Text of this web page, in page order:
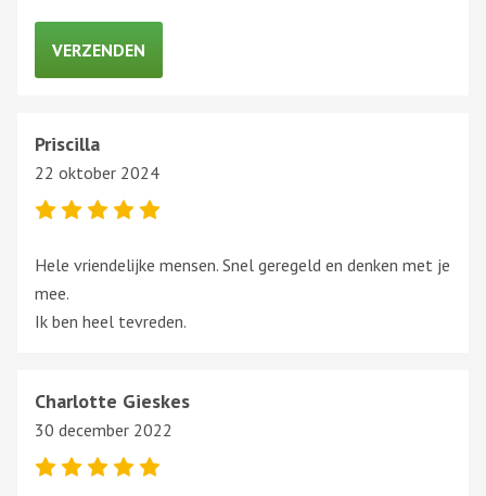
Priscilla
22 oktober 2024
Hele vriendelijke mensen. Snel geregeld en denken met je
mee.
Ik ben heel tevreden.
Charlotte Gieskes
30 december 2022